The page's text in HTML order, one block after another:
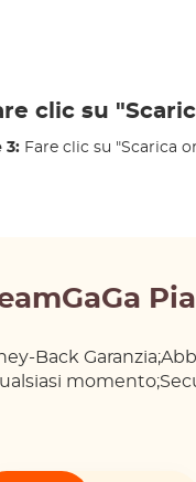
clic su
3: Fare clic su "Scarica
Back